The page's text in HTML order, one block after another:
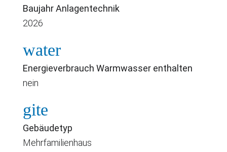
Baujahr Anlagentechnik
2026
water
Energieverbrauch Warmwasser enthalten
nein
gite
Gebäudetyp
Mehrfamilienhaus